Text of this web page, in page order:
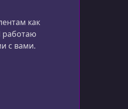
как
работаю
с вами.